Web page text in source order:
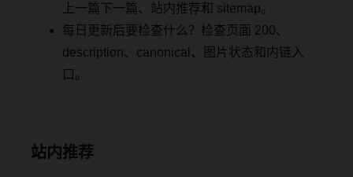
上一篇下一篇、站内推荐和 sitemap。
每日更新后要检查什么？检查页面 200、
description、canonical、图片状态和内链入
口。
站内推荐